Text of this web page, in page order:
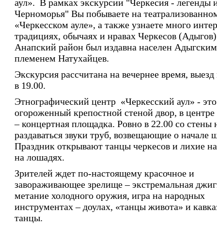
аул». В рамках экскурсии "Черкесия - легенды
Черноморья" Вы побываете на
«Черкесском ауле», а также узнаете много
традициях, обычаях и нравах Черкесов
Анапский район был издавна населен Адыгским
племенем Натухайцев.
Экскурсия рассчитана на вечернее время,
в 19.00.
Этнографический центр «Черкесский аул» - это
огороженный крепостной стеной двор, в центре
– концертная площадка. Ровно в 22.00 со стены
раздаваться звуки труб, возвещающие о начале
Праздник открывают танцы черкесов и лихие
на лошадях.
Зрителей ждет по-настоящему красочное и
завораживающее зрелище – экстремальная
метание холодного оружия, игра на народных
инструментах – доулах, «танцы живота» и
танцы.